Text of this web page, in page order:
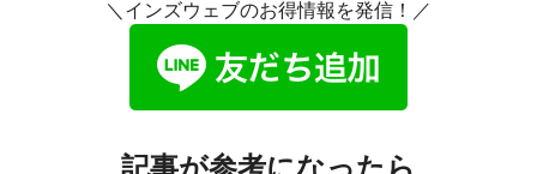
＼インズウェブのお得情報を発信！／
記事が参考になったら